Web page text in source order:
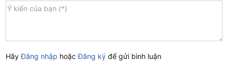
HãyĐăng nhập hoặcĐăng ký để gửi bình luận